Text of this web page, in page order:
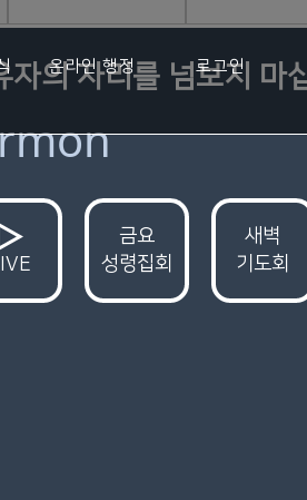
온라인 행정 로그인
자의 자리를 넘보지 마
금요
성령집회
새벽
기도회